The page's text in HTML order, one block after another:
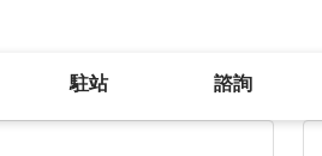
駐站 諮詢